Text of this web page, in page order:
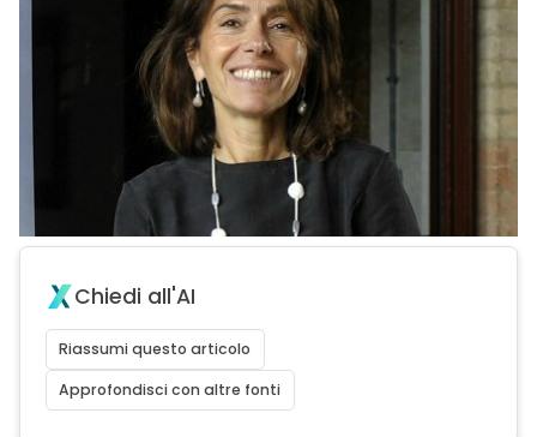
Chiedi all'AI
Riassumi questo articolo
Approfondisci con altre fonti